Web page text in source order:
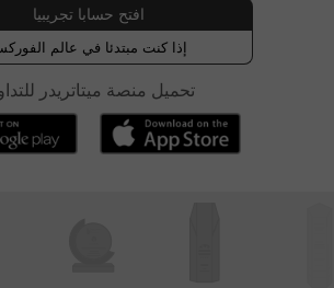
افتح حسابا تجريبيا
إذا كنت مبتدئا في عالم
تحميل منصة ميتاتريدر